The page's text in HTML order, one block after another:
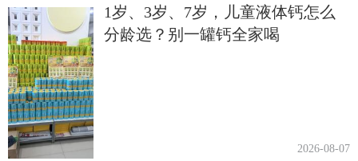
1岁、3岁、7岁，儿童液体钙怎么
分龄选？别一罐钙全家喝
2026-08-07